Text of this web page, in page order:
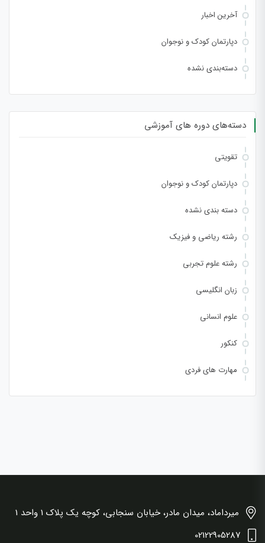
آخرین اخبار
دپارتمان کودک و نوجوان
دسته‌بندی نشده
دسته‌های دوره های آموزشی
تقویتی
دپارتمان کودک و نوجوان
دسته بندی نشده
رشته ریاضی و فیزیک
رشته علوم تجربی
زبان انگلیسی
علوم انسانی
کنکور
مهارت های فردی
میرداماد، میدان مادر، خیابان سنجابی، کوچه یک پلاک 1 واحد 1
02122905287